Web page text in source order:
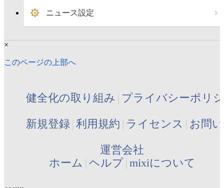
ニュース設定
×
このページの上部へ
健全化の取り組み プライバシーポリ
新規登録 利用規約 ライセンス お問
運営会社
ホーム ヘルプ mixiについて